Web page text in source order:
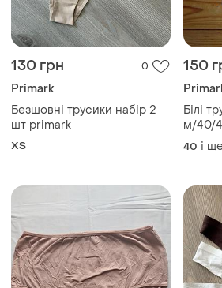
130 грн 0
Primark
Безшовні трусики набір 2
шт primark
ХS
150
Білі
м/40/
40 і